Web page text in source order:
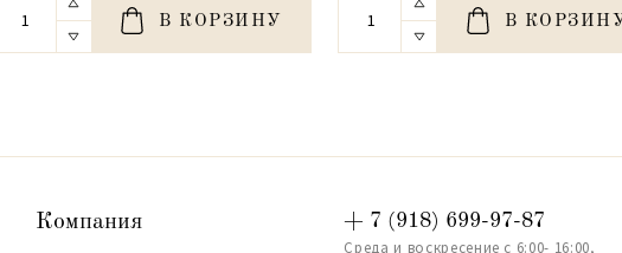
В КОРЗИНУ В
Компания + 7 (918) 699-97-87
Среда и воскресение с 6:00- 16:00,